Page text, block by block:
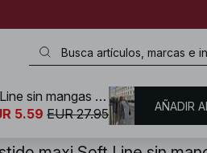
/ Basicos de armario / Vestidos básico
Vestido maxi Soft Line sin mangas y con cuello barco
5.59 EUR 27.95 AÑADIR